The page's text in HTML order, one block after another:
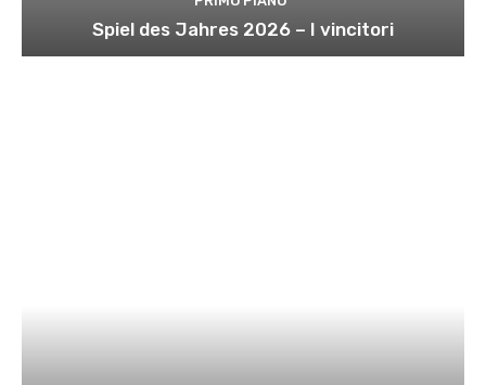
Spiel des Jahres 2026 – I vincitori